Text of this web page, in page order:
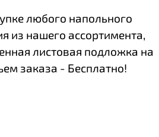
любого напольного
из нашего ассортимента,
листовая подложка на
заказа - Бесплатно!